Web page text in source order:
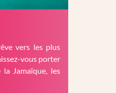
vers les plus
vous porter
Jamaïque, les